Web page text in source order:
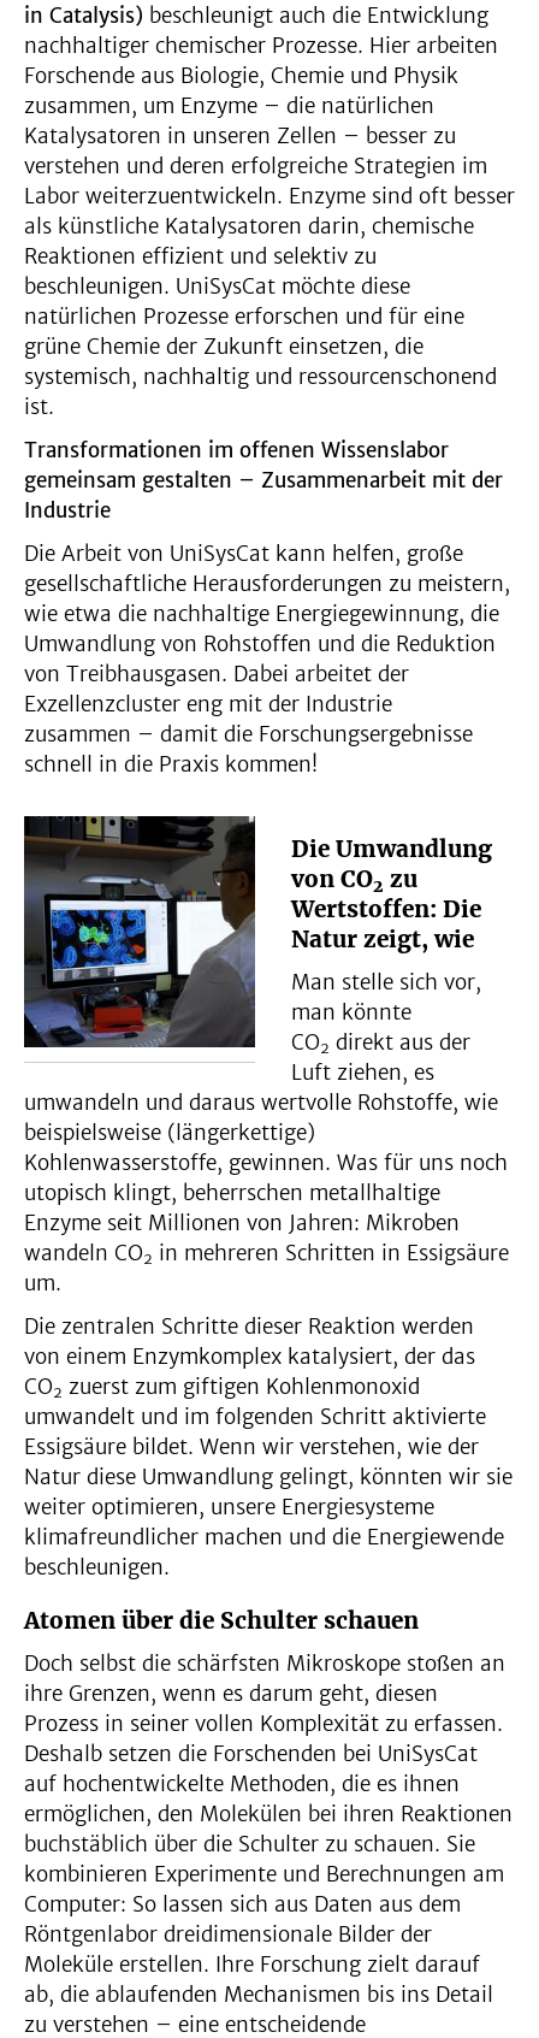
in Catalysis) beschleunigt auch die Entwicklung
nachhaltiger chemischer Prozesse. Hier arbeiten
Forschende aus Biologie, Chemie und Physik
zusammen, um Enzyme – die natürlichen
Katalysatoren in unseren Zellen – besser zu
verstehen und deren erfolgreiche Strategien im
Labor weiterzuentwickeln. Enzyme sind oft besser
als künstliche Katalysatoren darin, chemische
Reaktionen effizient und selektiv zu
beschleunigen. UniSysCat möchte diese
natürlichen Prozesse erforschen und für eine
grüne Chemie der Zukunft einsetzen, die
systemisch, nachhaltig und ressourcenschonend
ist.
Transformationen im offenen Wissenslabor
gemeinsam gestalten – Zusammenarbeit mit der
Industrie
Die Arbeit von UniSysCat kann helfen, große
gesellschaftliche Herausforderungen zu meistern,
wie etwa die nachhaltige Energiegewinnung, die
Umwandlung von Rohstoffen und die Reduktion
von Treibhausgasen. Dabei arbeitet der
Exzellenzcluster eng mit der Industrie
zusammen – damit die Forschungsergebnisse
schnell in die Praxis kommen!
Die Umwandlung
von CO2 zu
Wertstoffen: Die
Natur zeigt, wie
Man stelle sich vor,
man könnte
CO2 direkt aus der
Luft ziehen, es
umwandeln und daraus wertvolle Rohstoffe, wie
beispielsweise (längerkettige)
Kohlenwasserstoffe, gewinnen. Was für uns noch
utopisch klingt, beherrschen metallhaltige
Enzyme seit Millionen von Jahren: Mikroben
wandeln CO2 in mehreren Schritten in Essigsäure
um.
Die zentralen Schritte dieser Reaktion werden
von einem Enzymkomplex katalysiert, der das
CO2 zuerst zum giftigen Kohlenmonoxid
umwandelt und im folgenden Schritt aktivierte
Essigsäure bildet. Wenn wir verstehen, wie der
Natur diese Umwandlung gelingt, könnten wir sie
weiter optimieren, unsere Energiesysteme
klimafreundlicher machen und die Energiewende
beschleunigen.
Atomen über die Schulter schauen
Doch selbst die schärfsten Mikroskope stoßen an
ihre Grenzen, wenn es darum geht, diesen
Prozess in seiner vollen Komplexität zu erfassen.
Deshalb setzen die Forschenden bei UniSysCat
auf hochentwickelte Methoden, die es ihnen
ermöglichen, den Molekülen bei ihren Reaktionen
buchstäblich über die Schulter zu schauen. Sie
kombinieren Experimente und Berechnungen am
Computer: So lassen sich aus Daten aus dem
Röntgenlabor dreidimensionale Bilder der
Moleküle erstellen. Ihre Forschung zielt darauf
ab, die ablaufenden Mechanismen bis ins Detail
zu verstehen – eine entscheidende